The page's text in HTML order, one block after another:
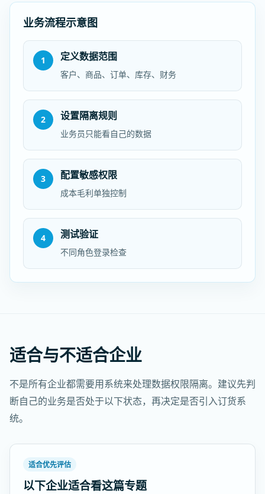
业务流程示意图
1 定义数据范围
客户、商品、订单、库存、财务
2 设置隔离规则
业务员只能看自己的数据
3 配置敏感权限
成本毛利单独控制
4 测试验证
不同角色登录检查
适合与不适合企业
不是所有企业都需要用系统来处理数据权限隔离。建议先判
断自己的业务是否处于以下状态，再决定是否引入订货系
统。
适合优先评估
以下企业适合看这篇专题